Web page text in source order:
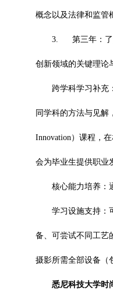
概念以及法律和监管
3. 第三年：了
创新领域的关键理论
跨学科学习补充
同学科的方法与见
Innovation）课程，
会为毕业生提供职业
核心能力培养：
学习设施支持：
备、可尝试不同工艺
摄影所需全部设备（
悉尼科技大学时